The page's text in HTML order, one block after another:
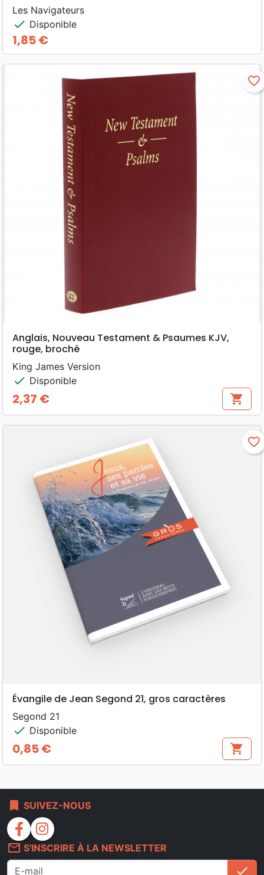
Les Navigateurs
check Disponible
Prix
1,85 €
favorite_border
Anglais, Nouveau Testament & Psaumes KJV,
rouge, broché
King James Version
check Disponible
Prix
2,37 € shopping_cart
favorite_border
Évangile de Jean Segond 21, gros caractères
Segond 21
check Disponible
Prix
0,85 € shopping_cart
bookmark SUIVEZ-NOUS
facebook
instagram
mail_outline S'INSCRIRE À LA NEWSLETTER
check